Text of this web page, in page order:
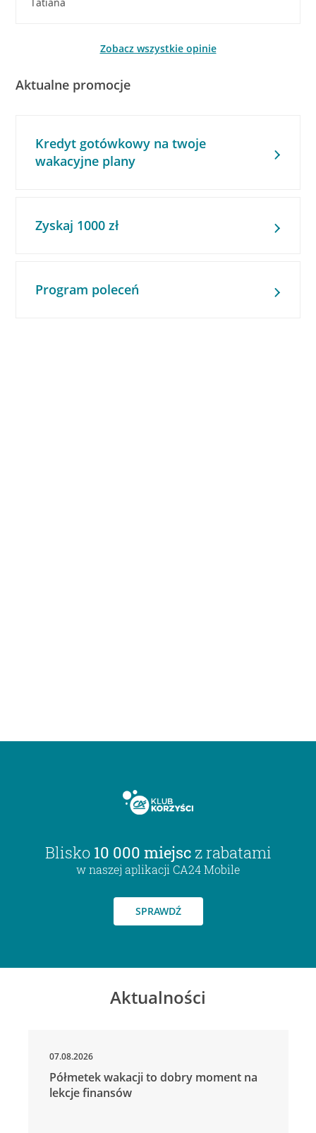
Zobacz wszystkie opinie
Aktualne promocje
Kredyt gotówkowy na twoje
wakacyjne plany
Zyskaj 1000 zł
Program poleceń
Blisko 10 000 miejsc z rabatami
w naszej aplikacji CA24 Mobile
SPRAWDŹ
Aktualności
07.08.2026
Półmetek wakacji to dobry moment na
lekcje finansów